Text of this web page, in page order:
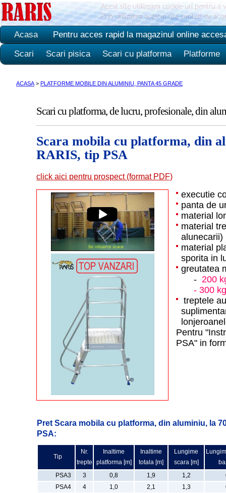
Acest site utilizeaza cookie-uri pentru a
Prin utilizarea acestui site sunteti de
Acasa
Pentru acces rapid la magazinul online
Scari
Scari pisica Scari cu platforma Platforme
ACASA > PLATFORME MOBILE DIN ALUMINIU, PANTA 45 GRADE
Scari cu platforma, de lucru, profesionale, din
Scara mobila cu platforma, din
RARIS, tip PSA
click aici pentru prospect (format PDF)
executie
panta de
material
material
alunecarii)
material
sporita in
greutatea
- 200
- 300 kg
treptele
Pentru
PSA" in
Pret Scara mobila cu platforma, din aluminiu, la
PSA:
Tip
Nr.
trepte
Inaltime
platforma [m]
Inaltime
totala [m]
Lungime
scara [m]
PSA3
3 0,8 1,9 1,2
PSA4
4 1,0 2,1 1,3